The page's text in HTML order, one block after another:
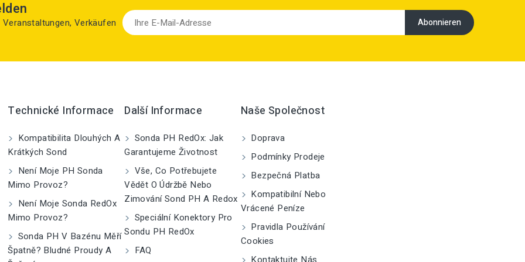
Verkäufen
Technické Informace
Kompatibilita Dlouhých A
Krátkých Sond
Není Moje PH Sonda
Mimo Provoz?
Není Moje Sonda RedOx
Mimo Provoz?
Sonda PH V Bazénu Měří
Špatně? Bludné Proudy A
Další Informace
Sonda PH RedOx: Jak
Garantujeme Životnost
Vše, Co Potřebujete
Vědět O Údržbě Nebo
Zimování Sond PH A Redox
Speciální Konektory Pro
Sondu PH RedOx
FAQ
Naše Společnost
Doprava
Podmínky Prodeje
Bezpečná Platba
Kompatibilní Nebo
Vrácené Peníze
Pravidla Používání
Cookies